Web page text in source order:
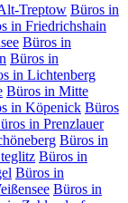
Treptow Büros in
in Friedrichshain
Büros in
Büros in
in Lichtenberg
Büros in Mitte
in Köpenick Büros
in Prenzlauer
Büros in
Büros in
Büros in
Büros in